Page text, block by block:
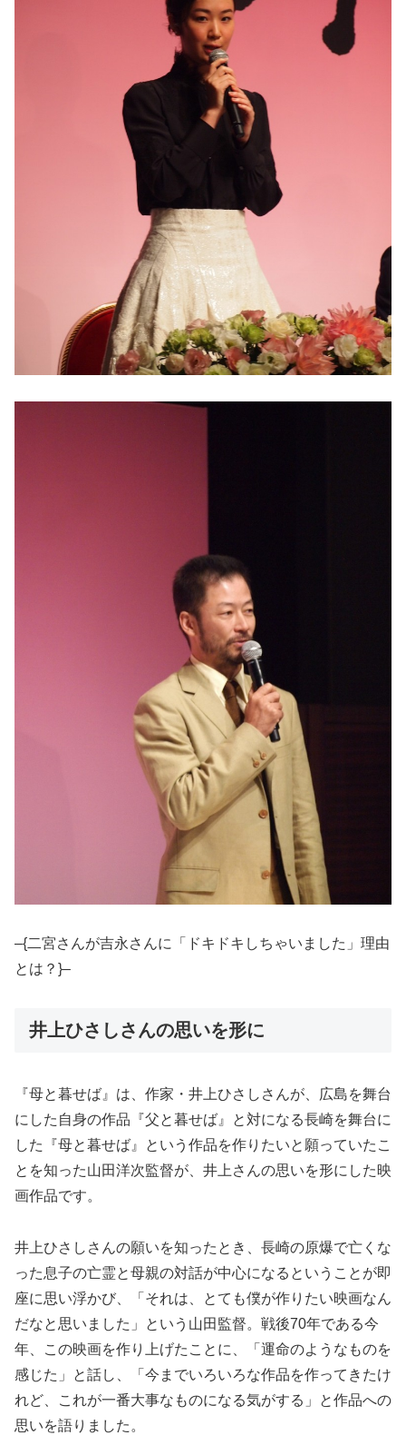
–{二宮さんが吉永さんに「ドキドキしちゃいました」理由
とは？}–
井上ひさしさんの思いを形に
『母と暮せば』は、作家・井上ひさしさんが、広島を舞台
にした自身の作品『父と暮せば』と対になる長崎を舞台に
した『母と暮せば』という作品を作りたいと願っていたこ
とを知った山田洋次監督が、井上さんの思いを形にした映
画作品です。
井上ひさしさんの願いを知ったとき、長崎の原爆で亡くな
った息子の亡霊と母親の対話が中心になるということが即
座に思い浮かび、「それは、とても僕が作りたい映画なん
だなと思いました」という山田監督。戦後70年である今
年、この映画を作り上げたことに、「運命のようなものを
感じた」と話し、「今までいろいろな作品を作ってきたけ
れど、これが一番大事なものになる気がする」と作品への
思いを語りました。